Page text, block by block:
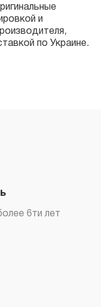
и
по Украине.
6ти лет